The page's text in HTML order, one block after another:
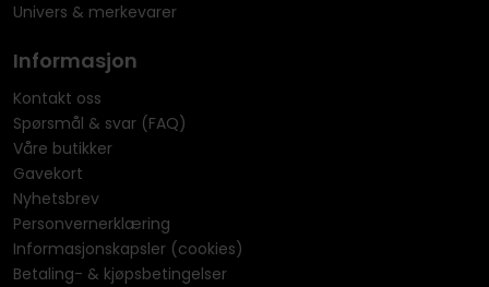
Univers & merkevarer
Informasjon
Kontakt oss
Spørsmål & svar (FAQ)
Våre butikker
Gavekort
Nyhetsbrev
Personvernerklæring
Informasjonskapsler (cookies)
Betaling- & kjøpsbetingelser